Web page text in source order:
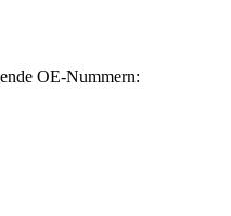
OE-Nummern: